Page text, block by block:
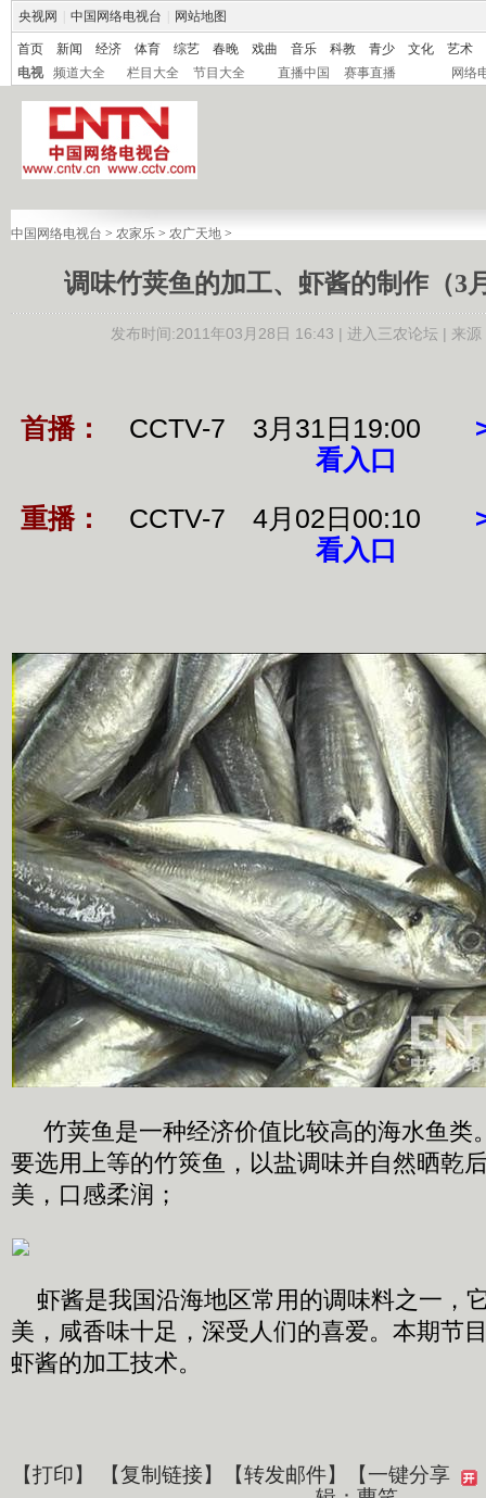
央视网 中国网络电视台 网站地图
首页 新闻 经济 体育 综艺 春晚 戏曲 音乐 科教 青少 文化
艺术
电视
频道大全 栏目大全 节目大全 直播中国 赛事直播 网络
中国网络电视台 > 农家乐 > 农广天地 >
调味竹荚鱼的加工、虾酱的制作（3
发布时间:2011年03月28日 16:43 | 进入三农论坛| 来源
首播： CCTV-7 3月31日19:00
看入口
重播：
CCTV-7 4月02日00:10
看入口
竹荚鱼是一种经济价值比较高的海水鱼类
要选用上等的竹筴鱼，以盐调味并自然晒乾
美，口感柔润；
虾酱是我国沿海地区常用的调味料之一，
美，咸香味十足，深受人们的喜爱。本期节
虾酱的加工技术。
【打印】 【复制链接】【转发邮件】
【一键分享